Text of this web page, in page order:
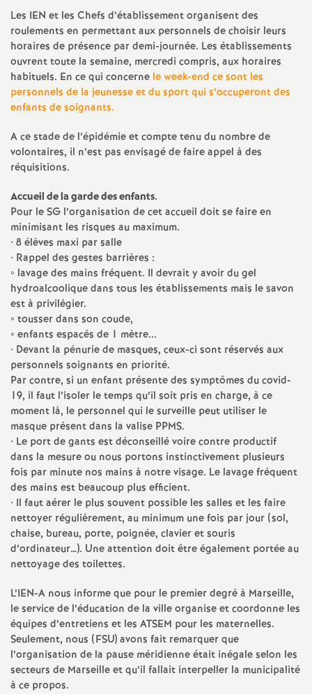
s
e
i
g
e
e
t
s
d
e
S
e
c
o
n
d
Les IEN et les Chefs d’établissement organisent des
roulements en permettant aux personnels de choisir leurs
horaires de présence par demi-journée. Les établissements
ouvrent toute la semaine, mercredi compris, aux horaires
habituels. En ce qui concerne le week-end ce sont les
personnels de la jeunesse et du sport qui s’occuperont des
enfants de soignants.
A ce stade de l’épidémie et compte tenu du nombre de
volontaires, il n’est pas envisagé de faire appel à des
réquisitions.
Accueil de la garde des enfants.
Pour le SG l’organisation de cet accueil doit se faire en
minimisant les risques au maximum.
• 8 élèves maxi par salle
• Rappel des gestes barrières :
◦ lavage des mains fréquent. Il devrait y avoir du gel
hydroalcoolique dans tous les établissements mais le savon
est à privilégier.
◦ tousser dans son coude,
◦ enfants espacés de 1 mètre...
• Devant la pénurie de masques, ceux-ci sont réservés aux
personnels soignants en priorité.
Par contre, si un enfant présente des symptômes du covid-
19, il faut l’isoler le temps qu’il soit pris en charge, à ce
moment là, le personnel qui le surveille peut utiliser le
masque présent dans la valise PPMS.
• Le port de gants est déconseillé voire contre productif
dans la mesure ou nous portons instinctivement plusieurs
fois par minute nos mains à notre visage. Le lavage fréquent
des mains est beaucoup plus efficient.
• Il faut aérer le plus souvent possible les salles et les faire
nettoyer régulièrement, au minimum une fois par jour (sol,
chaise, bureau, porte, poignée, clavier et souris
d’ordinateur…). Une attention doit être également portée au
nettoyage des toilettes.
L’IEN-A nous informe que pour le premier degré à Marseille,
le service de l’éducation de la ville organise et coordonne les
équipes d’entretiens et les ATSEM pour les maternelles.
Seulement, nous (FSU) avons fait remarquer que
l’organisation de la pause méridienne était inégale selon les
secteurs de Marseille et qu’il fallait interpeller la municipalité
à ce propos.